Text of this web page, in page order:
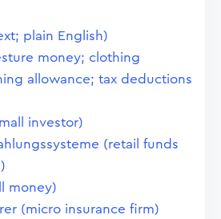
plain English)
money; clothing
allowance; tax deductions
investor)
(retail funds
money)
(micro insurance firm)